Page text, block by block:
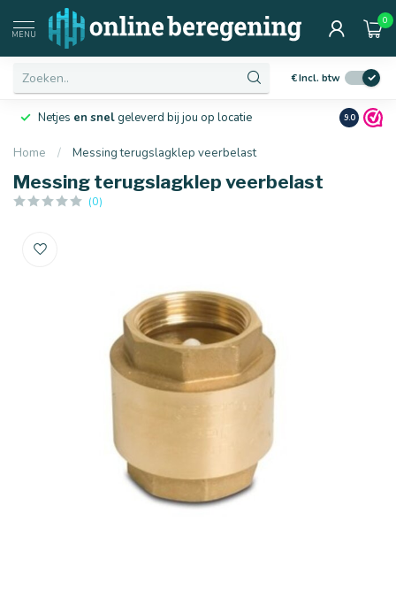
MENU
0
€Incl. btw
Netjes en snelgeleverd bij jou op locatie Ruim10
9.0
Home / Messing terugslagklep veerbelast
Messing terugslagklep veerbelast
(0)